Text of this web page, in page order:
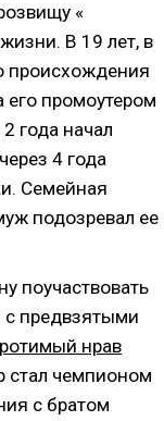
«
В 19 лет, в
происхождения
промоутером
года начал
4 года
Семейная
подозревал ее
поучаствовать
с предвзятыми
нрав
стал чемпионом
с братом